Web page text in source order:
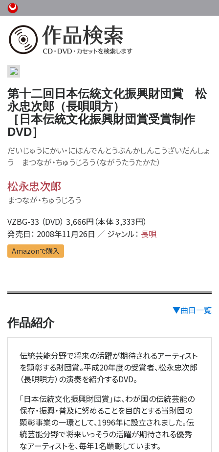
第十二回日本伝統文化振興財団賞 松
永忠次郎（長唄唄方）
［日本伝統文化振興財団賞受賞制作
DVD］
だいじゅうにかい・にほんでんとうぶんかしんこうざいだんしょ
う まつなが・ちゅうじろう（ながうたうたかた）
松永忠次郎
まつなが・ちゅうじろう
VZBG-33 （DVD） 3,666円（本体 3,333円）
発売日： 2008年11月26日 ／ ジャンル： 長唄
Amazonで購入
▼曲目一覧
作品紹介
伝統芸能分野で将来の活躍が期待されるアーティスト
を顕彰する財団賞。平成20年度の受賞者、松永忠次郎
（長唄唄方）の演奏を紹介するDVD。
「日本伝統文化振興財団賞」は、わが国の伝統芸能の
保存・振興・普及に努めることを目的とする当財団の
顕彰事業の一環として、1996年に設立されました。伝
統芸能分野で将来いっそうの活躍が期待される優秀
なアーティストを、毎年1名顕彰しています。